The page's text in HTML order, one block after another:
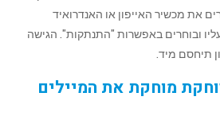
את מכשיר האייפון או האנדרואיד
ובוחרים באפשרות "התנתקות". הגישה
תיחסם מיד.
מוחקת את המיילים